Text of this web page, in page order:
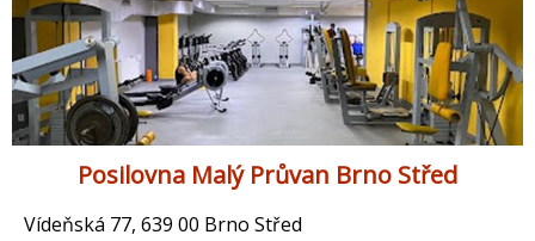
Posilovna Malý Průvan Brno Střed
Vídeňská 77, 639 00 Brno Střed